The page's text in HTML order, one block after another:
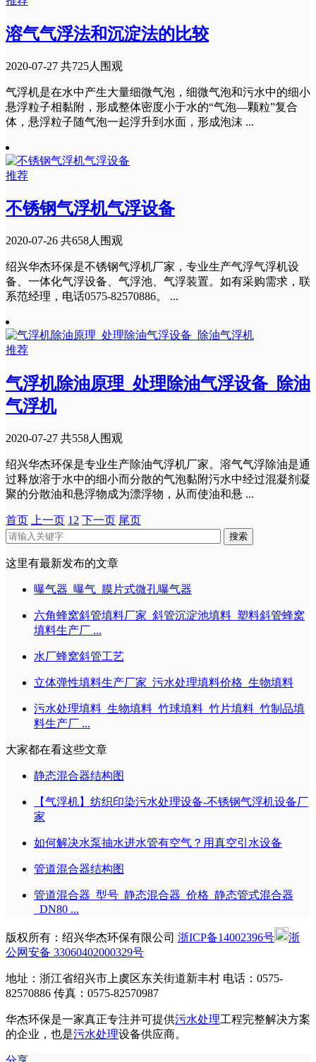
溶气气浮法和沉淀法的比较
2020-07-27 共725人围观
气浮机是在水中产生大量细微气泡，细微气泡和污水中的细小
悬浮粒子相黏附，形成整体密度小于水的“气泡—颗粒”复合
体，悬浮粒子随气泡一起浮升到水面，形成泡沫 ...
推荐
不锈钢气浮机气浮设备
2020-07-26 共658人围观
绍兴华杰环保是不锈钢气浮机厂家，专业生产气浮气浮机设
备、一体化气浮设备、气浮池、气浮装置。如有采购需求，联
系范经理，电话0575-82570886。 ...
推荐
气浮机除油原理_处理除油气浮设备_除油
气浮机
2020-07-27 共558人围观
绍兴华杰环保是专业生产除油气浮机厂家。溶气气浮除油是通
过释放溶于水中的细小而分散的气泡黏附污水中经过混凝剂凝
聚的分散油和悬浮物成为漂浮物，从而使油和悬 ...
首页 上一页 1 2 下一页 尾页
搜索
这里有最新发布的文章
曝气器_曝气_膜片式微孔曝气器
六角蜂窝斜管填料厂家_斜管沉淀池填料_塑料斜管蜂窝
填料生产厂 ...
水厂蜂窝斜管工艺
立体弹性填料生产厂家_污水处理填料价格_生物填料
污水处理填料_生物填料_竹球填料_竹片填料_竹制品填
料生产厂 ...
大家都在看这些文章
静态混合器结构图
【气浮机】纺织印染污水处理设备-不锈钢气浮机设备厂
家
如何解决水泵抽水进水管有空气？用真空引水设备
管道混合器结构图
管道混合器_型号_静态混合器_价格_静态管式混合器
_DN80 ...
版权所有：绍兴华杰环保有限公司 浙ICP备14002396号
浙
公网安备 33060402000329号
地址：浙江省绍兴市上虞区东关街道新丰村 电话：0575-
82570886 传真：0575-82570987
华杰环保是一家真正专注并可提供污水处理工程完整解决方案
的企业，也是污水处理设备供应商。